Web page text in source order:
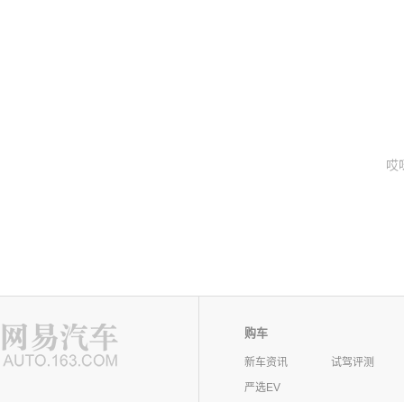
哎
购车
新车资讯
试驾评测
严选EV